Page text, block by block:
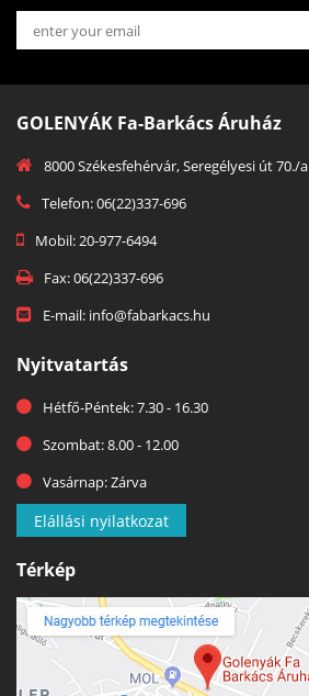
GOLENYÁK Fa-Barkács Áruház
8000 Székesfehérvár, Seregélyesi út 70./a
Telefon: 06(22)337-696
Mobil: 20-977-6494
Fax: 06(22)337-696
E-mail: info@fabarkacs.hu
Nyitvatartás
Hétfő-Péntek: 7.30 - 16.30
Szombat: 8.00 - 12.00
Vasárnap: Zárva
Elállási nyilatkozat
Térkép